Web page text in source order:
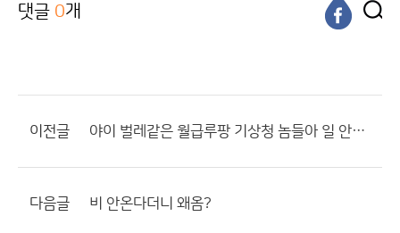
댓글 0개
이전글 야이 벌레같은 월급루팡 기상청 놈들아 일 안하냐 비안온다며
다음글 비 안온다더니 왜옴?